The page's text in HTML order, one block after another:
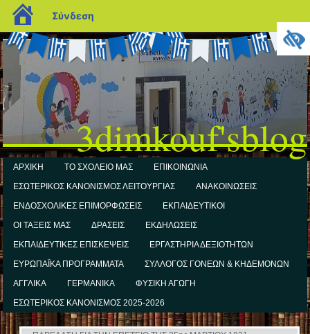
3dimkouf'sblog
ΑΡΧΙΚΗ ΤΟ ΣΧΟΛΕΙΟ ΜΑΣ
ΕΠΙΚΟΙΝΩΝΙΑ
ΕΣΩΤΕΡΙΚΟΣ ΚΑΝΟΝΙΣΜΟΣ ΛΕΙΤΟΥΡΓΙΑΣ
ΑΝΑΚΟΙΝΩΣΕΙΣ
ΕΝΔΟΣΧΟΛΙΚΕΣ ΕΠΙΜΟΡΦΩΣΕΙΣ
ΕΚΠΑΙΔΕΥΤΙΚΟΙ
ΟΙ ΤΑΞΕΙΣ ΜΑΣ
ΔΡΑΣΕΙΣ
ΕΚΔΗΛΩΣΕΙΣ
ΕΚΠΑΙΔΕΥΤΙΚΕΣ ΕΠΙΣΚΕΨΕΙΣ
ΕΡΓΑΣΤΗΡΙΑ ΔΕΞΙΟΤΗΤΩΝ
ΕΥΡΩΠΑΪΚΑ ΠΡΟΓΡΑΜΜΑΤΑ
ΣΥΛΛΟΓΟΣ ΓΟΝΕΩΝ & ΚΗΔΕΜΟΝΩΝ
ΑΓΓΛΙΚΑ
ΓΕΡΜΑΝΙΚΑ
ΦΥΣΙΚΗ ΑΓΩΓΗ
ΕΣΩΤΕΡΙΚΟΣ ΚΑΝΟΝΙΣΜΟΣ 2025-2026
blogs.sch.gr
Σύνδεση